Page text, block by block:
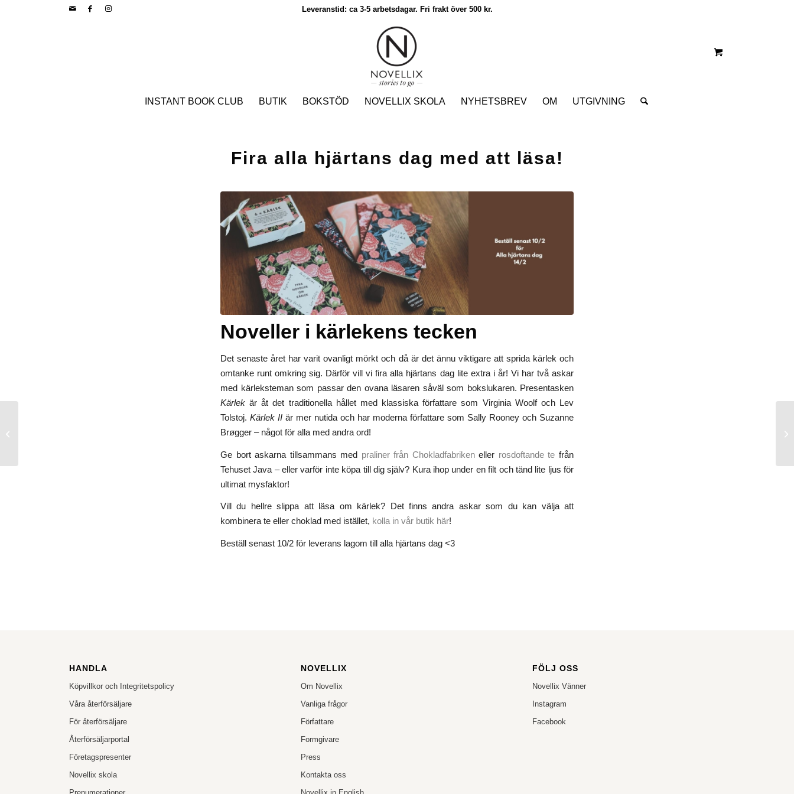
Leveranstid: ca 3-5 arbetsdagar. Fri frakt över 500 kr.
INSTANT BOOK CLUB BUTIK BOKSTÖD NOVELLIX SKOLA NYHETSBREV OM UTGIVNING
Fira alla hjärtans dag med att läsa!
Noveller i kärlekens tecken
Det senaste året har varit ovanligt mörkt och då är det ännu viktigare att sprida kärlek och
omtanke runt omkring sig. Därför vill vi fira alla hjärtans dag lite extra i år! Vi har två askar
med kärleksteman som passar den ovana läsaren såväl som bokslukaren. Presentasken
Kärlek är åt det traditionella hållet med klassiska författare som Virginia Woolf och Lev
Tolstoj. Kärlek II är mer nutida och har moderna författare som Sally Rooney och Suzanne
Brøgger – något för alla med andra ord!
Ge bort askarna tillsammans med praliner från Chokladfabrikeneller rosdoftande te från
Tehuset Java – eller varför inte köpa till dig själv? Kura ihop under en filt och tänd lite ljus för
ultimat mysfaktor!
Vill du hellre slippa att läsa om kärlek? Det finns andra askar som du kan välja att
kombinera te eller choklad med istället, kolla in vår butik här!
Beställ senast 10/2 för leverans lagom till alla hjärtans dag <3
HANDLA
Köpvillkor och Integritetspolicy
Våra återförsäljare
För återförsäljare
Återförsäljarportal
Företagspresenter
Novellix skola
NOVELLIX
Om Novellix
Vanliga frågor
Författare
Formgivare
Press
Kontakta oss
FÖLJ OSS
Novellix Vänner
Instagram
Facebook